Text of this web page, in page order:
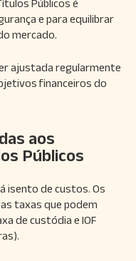
Públicos é
e para equilibrar
mercado.
ajustada regularmente
financeiros do
aos
Públicos
isento de custos. Os
taxas que podem
de custódia e IOF